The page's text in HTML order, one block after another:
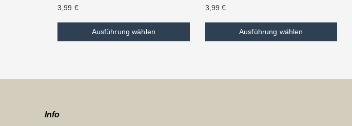
3,99 €
Ausführung wählen
3,99€
Ausführung wählen
Info